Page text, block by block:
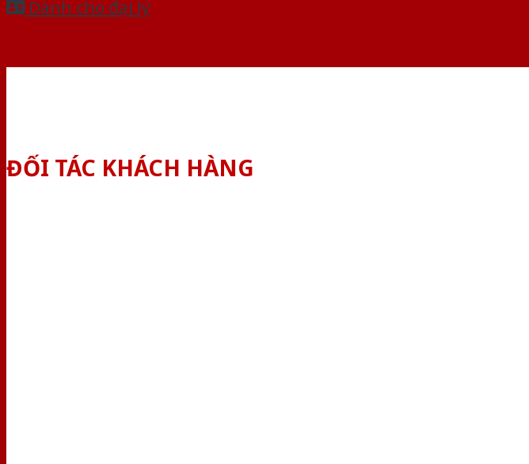
Dành cho đại lý
ĐỐI TÁC KHÁCH HÀNG